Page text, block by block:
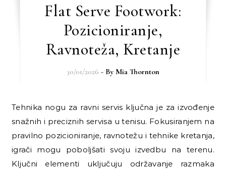
Flat Serve Footwork:
Pozicioniranje,
Ravnoteža, Kretanje
30/01/2026 - By Mia Thornton
Tehnika nogu za ravni servis ključna je za izvođenje
snažnih i preciznih servisa u tenisu. Fokusiranjem na
pravilno pozicioniranje, ravnotežu i tehnike kretanja,
igrači mogu poboljšati svoju izvedbu na terenu.
Ključni elementi uključuju održavanje razmaka